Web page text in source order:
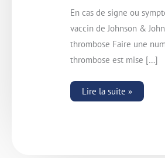
En cas de signe ou
vaccin de Johnson &
thrombose Faire une
thrombose est mise […]
–
Recommandations
de
et
prise
charge
Lire la suite »